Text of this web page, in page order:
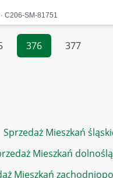
C206-SM-81751
376 377
Sprzedaż Mieszkań
Mieszkań
Mieszkań